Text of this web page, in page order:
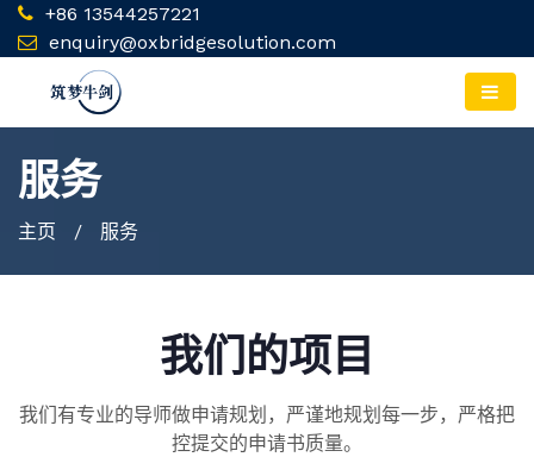
+86 13544257221
enquiry@oxbridgesolution.com
服务
主页 / 服务
我们的项目
我们有专业的导师做申请规划，严谨地规划每一步，严格把
控提交的申请书质量。